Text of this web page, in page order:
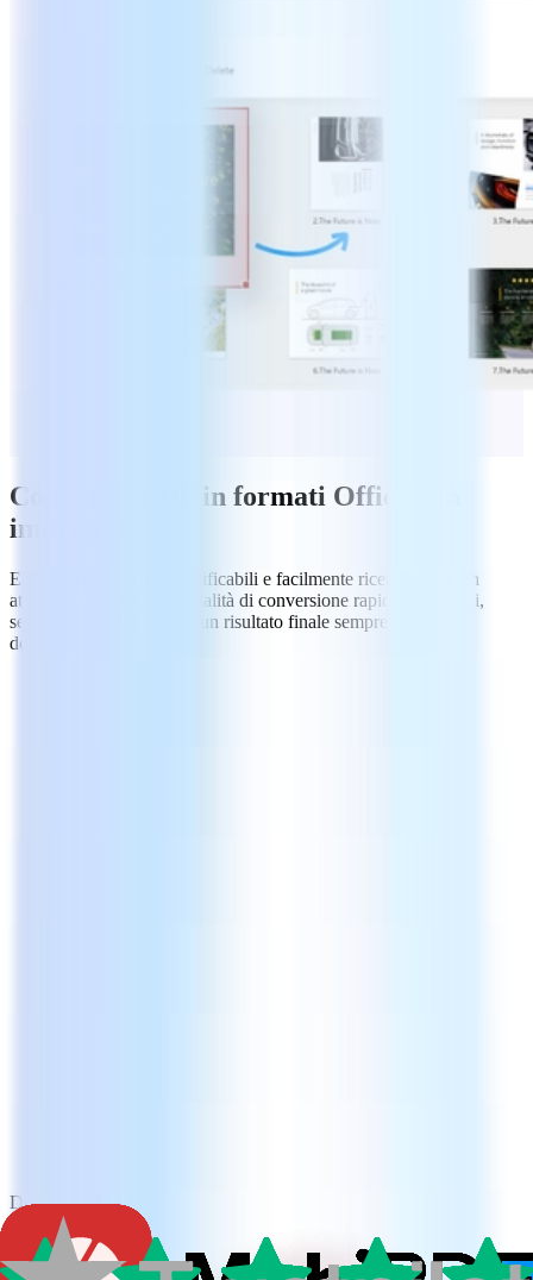
Converti i PDF in formati Office e in
immagini
Esporta i PDF in file modificabili e facilmente ricercabili, in un
attimo. Utilizza le funzionalità di conversione rapide e semplici,
senza perdita di dati, con un risultato finale sempre all'altezza
dell'originale.
Download gratuito